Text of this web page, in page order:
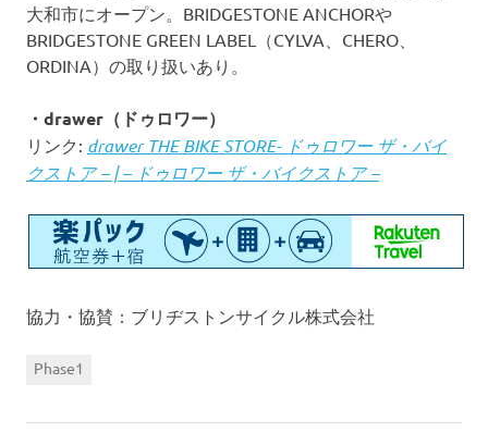
大和市にオープン。BRIDGESTONE ANCHORや
BRIDGESTONE GREEN LABEL（CYLVA、CHERO、
ORDINA）の取り扱いあり。
・drawer（ドゥロワー）
リンク: drawer THE BIKE STORE- ドゥロワー ザ・バイ
クストア – | – ドゥロワー ザ・バイクストア –
協力・協賛：ブリヂストンサイクル株式会社
Phase1